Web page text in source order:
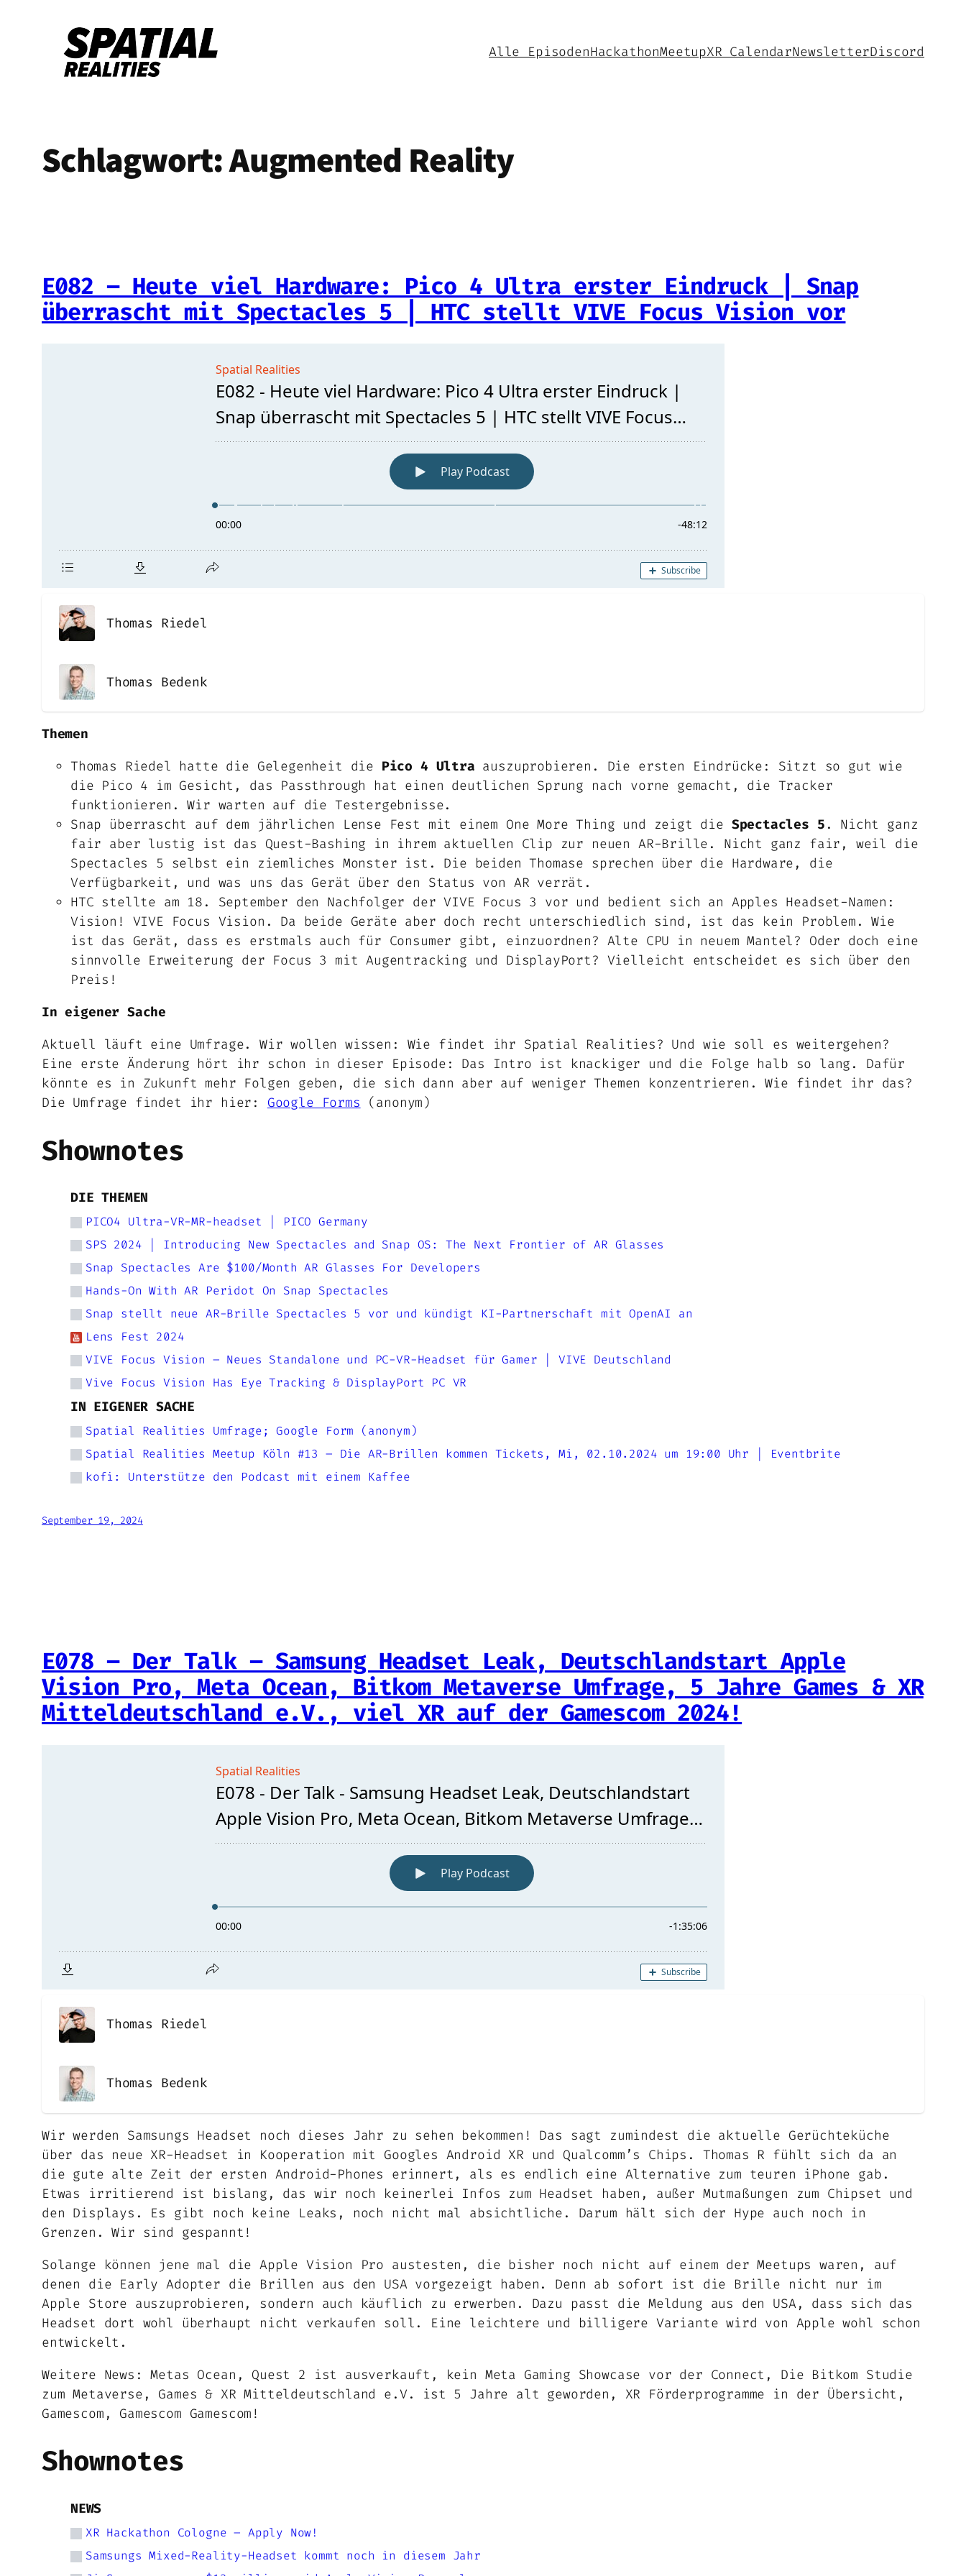
springen
Alle EpisodenHackathonMeetupXR CalendarNewsletterDiscord
Schlagwort:Augmented Reality
E082 – Heute viel Hardware: Pico 4 Ultra erster Eindruck | Snap
überrascht mit Spectacles 5 | HTC stellt VIVE Focus Vision vor
Thomas Riedel
Thomas Bedenk
Themen
Thomas Riedel hatte die Gelegenheit die Pico 4 Ultra auszuprobieren. Die ersten Eindrücke: Sitzt so gut wie
die Pico 4 im Gesicht, das Passthrough hat einen deutlichen Sprung nach vorne gemacht, die Tracker
funktionieren. Wir warten auf die Testergebnisse.
Snap überrascht auf dem jährlichen Lense Fest mit einem One More Thing und zeigt die Spectacles 5 . Nicht ganz
fair aber lustig ist das Quest-Bashing in ihrem aktuellen Clip zur neuen AR-Brille. Nicht ganz fair, weil die
Spectacles 5 selbst ein ziemliches Monster ist. Die beiden Thomase sprechen über die Hardware, die
Verfügbarkeit, und was uns das Gerät über den Status von AR verrät.
HTC stellte am 18. September den Nachfolger der VIVE Focus 3 vor und bedient sich an Apples Headset-Namen:
Vision! VIVE Focus Vision. Da beide Geräte aber doch recht unterschiedlich sind, ist das kein Problem. Wie
ist das Gerät, dass es erstmals auch für Consumer gibt, einzuordnen? Alte CPU in neuem Mantel? Oder doch eine
sinnvolle Erweiterung der Focus 3 mit Augentracking und DisplayPort? Vielleicht entscheidet es sich über den
Preis!
In eigener Sache
Aktuell läuft eine Umfrage. Wir wollen wissen: Wie findet ihr Spatial Realities? Und wie soll es weitergehen?
Eine erste Änderung hört ihr schon in dieser Episode: Das Intro ist knackiger und die Folge halb so lang. Dafür
könnte es in Zukunft mehr Folgen geben, die sich dann aber auf weniger Themen konzentrieren. Wie findet ihr das?
Die Umfrage findet ihr hier: Google Forms (anonym)
Shownotes
DIE THEMEN
PICO4 Ultra-VR-MR-headset | PICO Germany
SPS 2024 | Introducing New Spectacles and Snap OS: The Next Frontier of AR Glasses
Snap Spectacles Are $100/Month AR Glasses For Developers
Hands-On With AR Peridot On Snap Spectacles
Snap stellt neue AR-Brille Spectacles 5 vor und kündigt KI-Partnerschaft mit OpenAI an
Lens Fest 2024
VIVE Focus Vision – Neues Standalone und PC-VR-Headset für Gamer | VIVE Deutschland
Vive Focus Vision Has Eye Tracking & DisplayPort PC VR
IN EIGENER SACHE
Spatial Realities Umfrage; Google Form (anonym)
Spatial Realities Meetup Köln #13 – Die AR-Brillen kommen Tickets, Mi, 02.10.2024 um 19:00 Uhr | Eventbrite
kofi: Unterstütze den Podcast mit einem Kaffee
September 19, 2024
E078 – Der Talk – Samsung Headset Leak, Deutschlandstart Apple
Vision Pro, Meta Ocean, Bitkom Metaverse Umfrage, 5 Jahre Games & XR
Mitteldeutschland e.V., viel XR auf der Gamescom 2024!
Thomas Riedel
Thomas Bedenk
Wir werden Samsungs Headset noch dieses Jahr zu sehen bekommen! Das sagt zumindest die aktuelle Gerüchteküche
über das neue XR-Headset in Kooperation mit Googles Android XR und Qualcomm’s Chips. Thomas R fühlt sich da an
die gute alte Zeit der ersten Android-Phones erinnert, als es endlich eine Alternative zum teuren iPhone gab.
Etwas irritierend ist bislang, das wir noch keinerlei Infos zum Headset haben, außer Mutmaßungen zum Chipset und
den Displays. Es gibt noch keine Leaks, noch nicht mal absichtliche. Darum hält sich der Hype auch noch in
Grenzen. Wir sind gespannt!
Solange können jene mal die Apple Vision Pro austesten, die bisher noch nicht auf einem der Meetups waren, auf
denen die Early Adopter die Brillen aus den USA vorgezeigt haben. Denn ab sofort ist die Brille nicht nur im
Apple Store auszuprobieren, sondern auch käuflich zu erwerben. Dazu passt die Meldung aus den USA, dass sich das
Headset dort wohl überhaupt nicht verkaufen soll. Eine leichtere und billigere Variante wird von Apple wohl schon
entwickelt.
Weitere News: Metas Ocean, Quest 2 ist ausverkauft, kein Meta Gaming Showcase vor der Connect, Die Bitkom Studie
zum Metaverse, Games & XR Mitteldeutschland e.V. ist 5 Jahre alt geworden, XR Förderprogramme in der Übersicht,
Gamescom, Gamescom Gamescom!
Shownotes
NEWS
XR Hackathon Cologne – Apply Now!
Samsungs Mixed-Reality-Headset kommt noch in diesem Jahr